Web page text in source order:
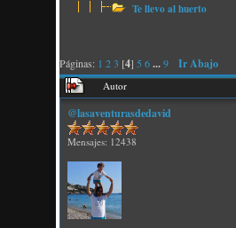
Te llevo al huerto
Páginas: 1 2 3 [4] 5 6 ...9 Ir Abajo
Autor
@lasaventurasdedavid
Mensajes: 12438